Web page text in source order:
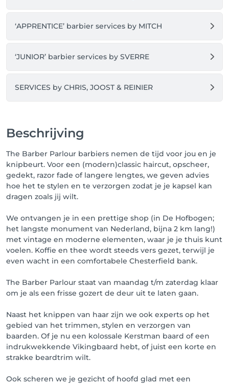
Heb je een vraag of lukt het niet?
Dan kan je op de boekingspagina onderaan rechts
mogelijk verder geholpen.
‘APPRENTICE’ barbier services by MITCH
‘JUNIOR’ barbier services by SVERRE
SERVICES by CHRIS, JOOST & REINIER
Beschrijving
The Barber Parlour barbiers nemen de tijd voor jou en je
knipbeurt. Voor een (modern)classic haircut, opscheer,
gedekt, razor fade of langere lengtes, we geven advies
hoe het te stylen en te verzorgen zodat je je kapsel kan
dragen zoals jij wilt.
We ontvangen je in een prettige shop (in De Hofbogen;
het langste monument van Nederland, bijna 2 km lang!)
met vintage en moderne elementen, waar je je thuis kunt
voelen. Koffie en thee wordt steeds vers gezet, terwijl je
even wacht in een comfortabele Chesterfield bank.
The Barber Parlour staat van maandag t/m zaterdag klaar
om je als een frisse gozert de deur uit te laten gaan.
Naast het knippen van haar zijn we ook experts op het
gebied van het trimmen, stylen en verzorgen van
baarden. Of je nu een kolossale Kerstman baard of een
indrukwekkende Vikingbaard hebt, of juist een korte en
strakke beardtrim wilt.
Ook scheren we je gezicht of hoofd glad met een